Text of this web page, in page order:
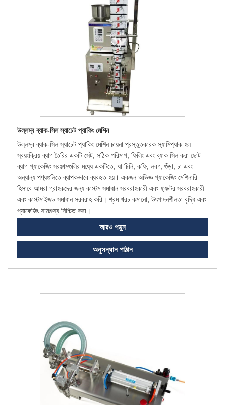
উল্লম্ব ব্যাক-সিল স্যাচেট প্যাকিং মেশিন
উল্লম্ব ব্যাক-সিল স্যাচেট প্যাকিং মেশিন চায়না প্রস্তুতকারক স্যামিপ্যাক হল
স্বয়ংক্রিয় ব্যাগ তৈরির একটি সেট, সঠিক পরিমাপ, ফিলিং এবং ব্যাক সিল করা ছোট
ব্যাগ প্যাকেজিং সরঞ্জামগুলির মধ্যে একটিতে, যা চিনি, কফি, লবণ, গুঁড়া, চা এবং
অন্যান্য পণ্যগুলিতে ব্যাপকভাবে ব্যবহৃত হয়। একজন অভিজ্ঞ প্যাকেজিং মেশিনারি
হিসাবে আমরা গ্রাহকদের জন্য কাস্টম সমাধান সরবরাহকারী এবং ফ্যাক্টর সরবরাহকারী
এবং কাস্টমাইজড সমাধান সরবরাহ করি। শ্রম খরচ কমানো, উৎপাদনশীলতা বৃদ্ধি এবং
প্যাকেজিং সামঞ্জস্য নিশ্চিত করা।
আরও পড়ুন
অনুসন্ধান পাঠান